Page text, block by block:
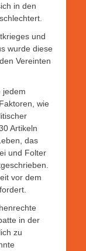
in den
und
wurde diese
Vereinten
jedem
wie
Artikeln
das
und Folter
vor dem
in der
zu